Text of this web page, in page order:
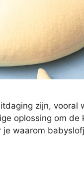
zijn, vooral
oplossing om de
waarom